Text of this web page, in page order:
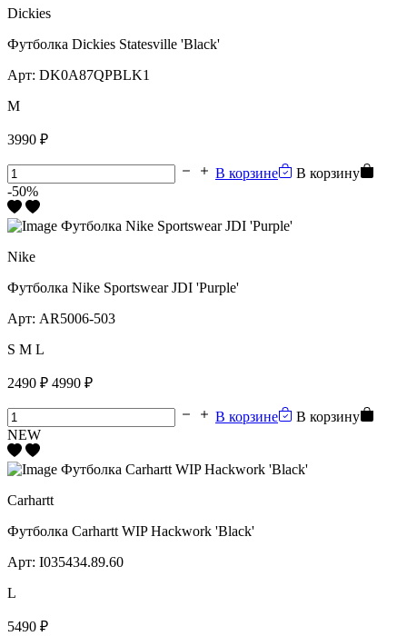
Dickies
Футболка Dickies Statesville 'Black'
Арт: DK0A87QPBLK1
M
3990 ₽
В корзине
В корзину
-50%
Nike
Футболка Nike Sportswear JDI 'Purple'
Арт: AR5006-503
S M L
2490 ₽ 4990 ₽
В корзине
В корзину
NEW
Carhartt
Футболка Carhartt WIP Hackwork 'Black'
Арт: I035434.89.60
L
5490 ₽